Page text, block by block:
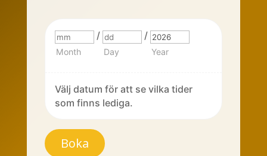
Month
/
Day
/
Year
Välj datum för att se vilka tider
som finns lediga.
Laddbox
mängdBoka